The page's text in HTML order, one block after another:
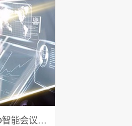
RFID智能会议签到系统